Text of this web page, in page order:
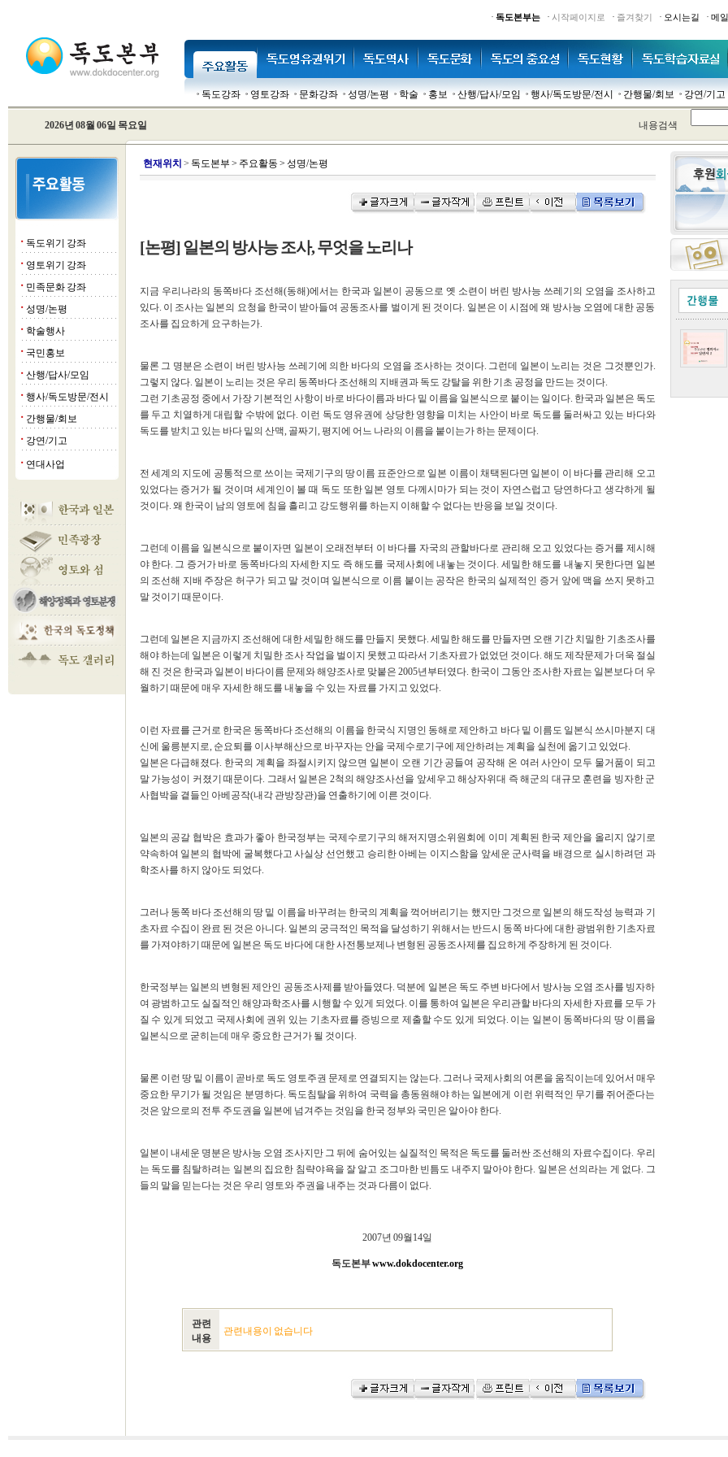
· 독도본부는 · 시작페이지로 · 즐겨찾기 · 오시는길 · 메
독도강좌 영토강좌 문화강좌 성명/논평 학술 홍보 산행/답사/모임 행사/독도방문/전시 간행물/회보 강연/기고
2026년 08월 06일 목요일 내용검색
■ 독도위기 강좌
■ 영토위기 강좌
■ 민족문화 강좌
■ 성명/논평
■ 학술행사
■ 국민홍보
■ 산행/답사/모임
■ 행사/독도방문/전시
■ 간행물/회보
■ 강연/기고
■ 연대사업
현재위치 > 독도본부 > 주요활동 > 성명/논평
[논평] 일본의 방사능 조사, 무엇을 노리나
지금 우리나라의 동쪽바다 조선해(동해)에서는 한국과 일본이 공동으로 옛 소련이 버린 방사능 쓰레기의 오염을 조사하고
있다. 이 조사는 일본의 요청을 한국이 받아들여 공동조사를 벌이게 된 것이다. 일본은 이 시점에 왜 방사능 오염에 대한 공동
조사를 집요하게 요구하는가.
물론 그 명분은 소련이 버린 방사능 쓰레기에 의한 바다의 오염을 조사하는 것이다. 그런데 일본이 노리는 것은 그것뿐인가.
그렇지 않다. 일본이 노리는 것은 우리 동쪽바다 조선해의 지배권과 독도 강탈을 위한 기초 공정을 만드는 것이다.
그런 기초공정 중에서 가장 기본적인 사항이 바로 바다이름과 바다 밑 이름을 일본식으로 붙이는 일이다. 한국과 일본은 독도
를 두고 치열하게 대립할 수밖에 없다. 이런 독도 영유권에 상당한 영향을 미치는 사안이 바로 독도를 둘러싸고 있는 바다와
독도를 받치고 있는 바다 밑의 산맥, 골짜기, 평지에 어느 나라의 이름을 붙이는가 하는 문제이다.
전 세계의 지도에 공통적으로 쓰이는 국제기구의 땅이름 표준안으로 일본 이름이 채택된다면 일본이 이 바다를 관리해 오고
있었다는 증거가 될 것이며 세계인이 볼 때 독도 또한 일본 영토 다께시마가 되는 것이 자연스럽고 당연하다고 생각하게 될
것이다. 왜 한국이 남의 영토에 침을 흘리고 강도행위를 하는지 이해할 수 없다는 반응을 보일 것이다.
그런데 이름을 일본식으로 붙이자면 일본이 오래전부터 이 바다를 자국의 관할바다로 관리해 오고 있었다는 증거를 제시해
야 한다. 그 증거가 바로 동쪽바다의 자세한 지도 즉 해도를 국제사회에 내놓는 것이다. 세밀한 해도를 내놓지 못한다면 일본
의 조선해 지배 주장은 허구가 되고 말 것이며 일본식으로 이름 붙이는 공작은 한국의 실제적인 증거 앞에 맥을 쓰지 못하고
말 것이기 때문이다.
그런데 일본은 지금까지 조선해에 대한 세밀한 해도를 만들지 못했다. 세밀한 해도를 만들자면 오랜 기간 치밀한 기초조사를
해야 하는데 일본은 이렇게 치밀한 조사 작업을 벌이지 못했고 따라서 기초자료가 없었던 것이다. 해도 제작문제가 더욱 절실
해 진 것은 한국과 일본이 바다이름 문제와 해양조사로 맞붙은 2005년부터였다. 한국이 그동안 조사한 자료는 일본보다 더 우
월하기 때문에 매우 자세한 해도를 내놓을 수 있는 자료를 가지고 있었다.
이런 자료를 근거로 한국은 동쪽바다 조선해의 이름을 한국식 지명인 동해로 제안하고 바다 밑 이름도 일본식 쓰시마분지 대
신에 울릉분지로, 순요퇴를 이사부해산으로 바꾸자는 안을 국제수로기구에 제안하려는 계획을 실천에 옮기고 있었다.
일본은 다급해졌다. 한국의 계획을 좌절시키지 않으면 일본이 오랜 기간 공들여 공작해 온 여러 사안이 모두 물거품이 되고
말 가능성이 커졌기 때문이다. 그래서 일본은 2척의 해양조사선을 앞세우고 해상자위대 즉 해군의 대규모 훈련을 빙자한 군
사협박을 곁들인 아베공작(내각 관방장관)을 연출하기에 이른 것이다.
일본의 공갈 협박은 효과가 좋아 한국정부는 국제수로기구의 해저지명소위원회에 이미 계획된 한국 제안을 올리지 않기로
약속하여 일본의 협박에 굴복했다고 사실상 선언했고 승리한 아베는 이지스함을 앞세운 군사력을 배경으로 실시하려던 과
학조사를 하지 않아도 되었다.
그러나 동쪽 바다 조선해의 땅 밑 이름을 바꾸려는 한국의 계획을 꺽어버리기는 했지만 그것으로 일본의 해도작성 능력과 기
초자료 수집이 완료 된 것은 아니다. 일본의 궁극적인 목적을 달성하기 위해서는 반드시 동쪽 바다에 대한 광범위한 기초자료
를 가져야하기 때문에 일본은 독도 바다에 대한 사전통보제나 변형된 공동조사제를 집요하게 주장하게 된 것이다.
한국정부는 일본의 변형된 제안인 공동조사제를 받아들였다. 덕분에 일본은 독도 주변 바다에서 방사능 오염 조사를 빙자하
여 광범하고도 실질적인 해양과학조사를 시행할 수 있게 되었다. 이를 통하여 일본은 우리관할 바다의 자세한 자료를 모두 가
질 수 있게 되었고 국제사회에 권위 있는 기초자료를 증빙으로 제출할 수도 있게 되었다. 이는 일본이 동쪽바다의 땅 이름을
일본식으로 굳히는데 매우 중요한 근거가 될 것이다.
물론 이런 땅 밑 이름이 곧바로 독도 영토주권 문제로 연결되지는 않는다. 그러나 국제사회의 여론을 움직이는데 있어서 매우
중요한 무기가 될 것임은 분명하다. 독도침탈을 위하여 국력을 총동원해야 하는 일본에게 이런 위력적인 무기를 쥐어준다는
것은 앞으로의 전투 주도권을 일본에 넘겨주는 것임을 한국 정부와 국민은 알아야 한다.
일본이 내세운 명분은 방사능 오염 조사지만 그 뒤에 숨어있는 실질적인 목적은 독도를 둘러싼 조선해의 자료수집이다. 우리
는 독도를 침탈하려는 일본의 집요한 침략야욕을 잘 알고 조그마한 빈틈도 내주지 말아야 한다. 일본은 선의라는 게 없다. 그
들의 말을 믿는다는 것은 우리 영토와 주권을 내주는 것과 다름이 없다.
2007년 09월14일
독도본부www.dokdocenter.org
관련
내용
관련내용이 없습니다